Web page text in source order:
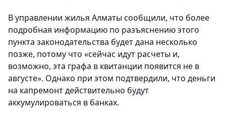
В управлении жилья Алматы сообщили, что более
подробная информацию по разъяснению этого
пункта законодательства будет дана несколько
позже, потому что «сейчас идут расчеты и,
возможно, эта графа в квитанции появится не в
августе». Однако при этом подтвердили, что деньги
на капремонт действительно будут
аккумулироваться в банках.